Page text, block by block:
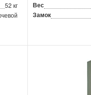
52 кг
Вес
Замок